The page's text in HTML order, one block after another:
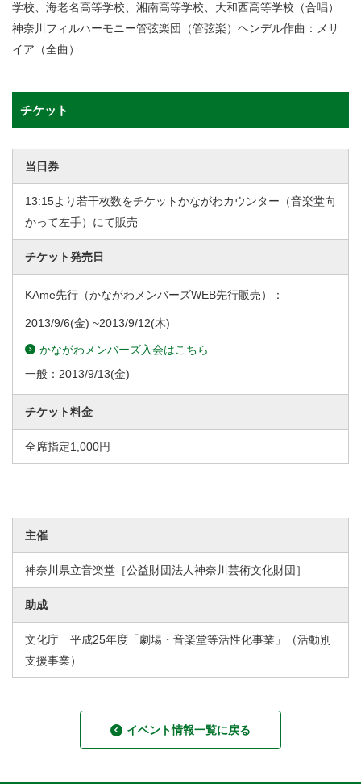
学校、海老名高等学校、湘南高等学校、大和西高等学校（合唱）
神奈川フィルハーモニー管弦楽団（管弦楽）ヘンデル作曲：メサ
イア（全曲）
チケット
当日券
13:15より若干枚数をチケットかながわカウンター（音楽堂向
かって左手）にて販売
チケット発売日
KAme先行（かながわメンバーズWEB先行販売）：
2013/9/6(金) ~2013/9/12(木)
かながわメンバーズ入会はこちら
一般： 2013/9/13(金)
チケット料金
全席指定1,000円
主催
神奈川県立音楽堂［公益財団法人神奈川芸術文化財団］
助成
文化庁 平成25年度「劇場・音楽堂等活性化事業」（活動別
支援事業）
イベント情報一覧に戻る